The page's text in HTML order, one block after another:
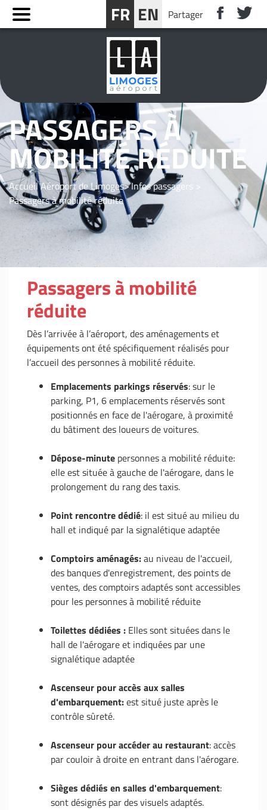
FR EN Partager
RÉSERVER UN SÉJOUR PRÈS DE LIMOGES
PASSAGERS À
MOBILITÉ RÉDUITE
Accueil Aéroport de Limoges Infos passagers
Passagers à mobilité réduite
Passagers à mobilité
réduite
Dès l’arrivée à l’aéroport, des aménagements et
équipements ont été spécifiquement réalisés pour
l’accueil des personnes à mobilité réduite.
Emplacements parkings réservés: sur le
parking, P1, 6 emplacements réservés sont
positionnés en face de l'aérogare, à proximité
du bâtiment des loueurs de voitures.
Dépose-minute personnes a mobilité réduite:
elle est située à gauche de l'aérogare, dans le
prolongement du rang des taxis.
Point rencontre dédié: il est situé au milieu du
hall et indiqué par la signalétique adaptée
Comptoirs aménagés:au niveau de l'accueil,
des banques d'enregistrement, des points de
ventes, des comptoirs adaptés sont accessibles
pour les personnes à mobilité réduite
Toilettes dédiées : Elles sont situées dans le
hall de l'aérogare et indiquées par une
signalétique adaptée
Ascenseur pour accès aux salles
d'embarquement:est situé juste après le
contrôle sûreté.
Ascenseur pour accéder au restaurant: accès
par couloir à droite en entrant dans l'aérogare.
Sièges dédiés en salles d'embarquement:
sont désignés par des visuels adaptés.
Panneau de gestion des cookies